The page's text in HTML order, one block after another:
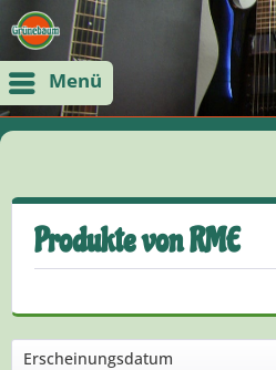
Menü
Produkte von RME